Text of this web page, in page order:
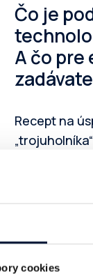
cookies
Čo je
A čo
Recept na
Prečo
oceňuješ?